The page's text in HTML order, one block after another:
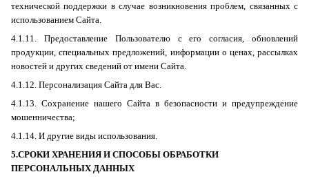
технической поддержки в случае возникновения проблем, связанных с
использованием Сайта.
4.1.11. Предоставление Пользователю с его согласия, обновлений
продукции, специальных предложений, информации о ценах, рассылках
новостей и других сведений от имени Сайта.
4.1.12. Персонализация Сайта для Вас.
4.1.13. Сохранение нашего Сайта в безопасности и предупреждение
мошенничества;
4.1.14. И другие виды использования.
5.СРОКИ ХРАНЕНИЯ И СПОСОБЫ ОБРАБОТКИ
ПЕРСОНАЛЬНЫХ ДАННЫХ